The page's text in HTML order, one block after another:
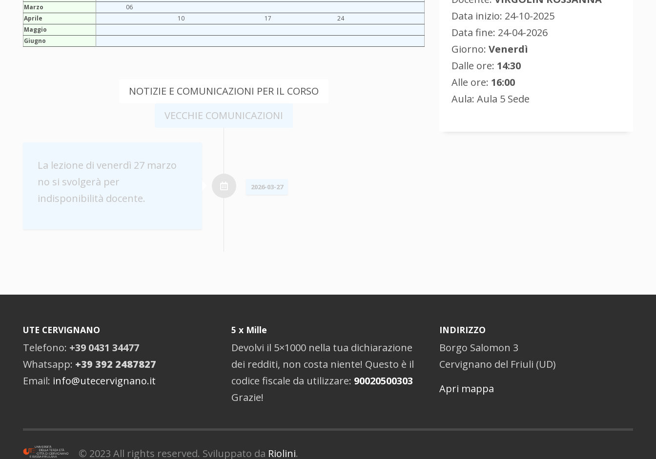
Marzo
06
Aprile
10 17
24
Maggio
Giugno
NOTIZIE E COMUNICAZIONI PER IL CORSO
VECCHIE COMUNICAZIONI
2026-03-27
La lezione di venerdì 27 marzo
no si svolgerà per
indisponibilità docente.
Data inizio: 24-10-2025
Data fine: 24-04-2026
Giorno:Venerdì
Dalle ore: 14:30
Alle ore: 16:00
Aula: Aula 5 Sede
UTE CERVIGNANO
Telefono: +39 0431 34477
Whatsapp: +39 392 2487827
Email: info@utecervignano.it
5 x Mille
Devolvi il 5×1000 nella tua dichiarazione
dei redditi, non costa niente! Questo è il
codice fiscale da utilizzare: 90020500303
Grazie!
INDIRIZZO
Borgo Salomon 3
Cervignano del Friuli (UD)
Apri mappa
© 2023 All rights reserved. Sviluppato da Riolini.